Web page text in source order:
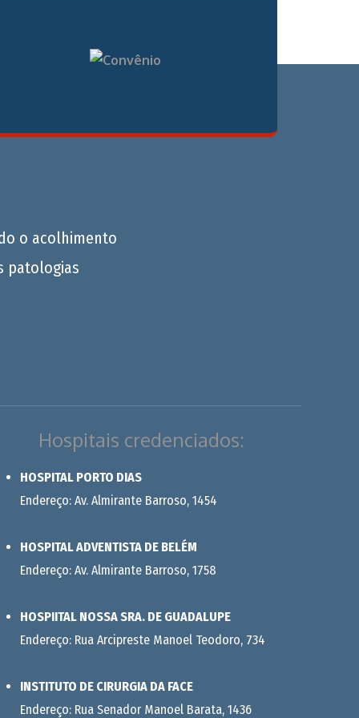
o acolhimento
patologias
Hospitais credenciados:
HOSPITAL PORTO DIAS
Endereço: Av. Almirante Barroso, 1454
HOSPITAL ADVENTISTA DE BELÉM
Endereço: Av. Almirante Barroso, 1758
HOSPIITAL NOSSA SRA. DE GUADALUPE
Endereço: Rua Arcipreste Manoel Teodoro, 734
INSTITUTO DE CIRURGIA DA FACE
Endereço: Rua Senador Manoel Barata, 1436